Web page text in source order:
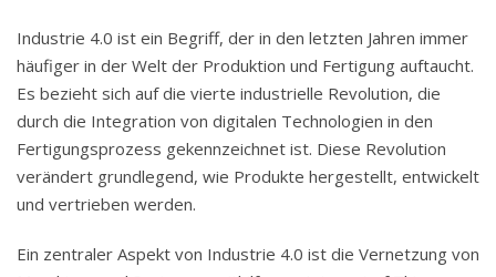
Industrie 4.0 ist ein Begriff, der in den letzten Jahren immer
häufiger in der Welt der Produktion und Fertigung auftaucht.
Es bezieht sich auf die vierte industrielle Revolution, die
durch die Integration von digitalen Technologien in den
Fertigungsprozess gekennzeichnet ist. Diese Revolution
verändert grundlegend, wie Produkte hergestellt, entwickelt
und vertrieben werden.
Ein zentraler Aspekt von Industrie 4.0 ist die Vernetzung von